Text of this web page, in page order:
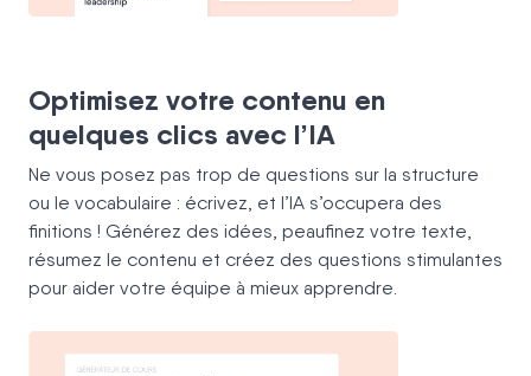
Optimisez votre contenu en
quelques clics avec l’IA
Ne vous posez pas trop de questions sur la structure
ou le vocabulaire : écrivez, et l’IA s’occupera des
finitions ! Générez des idées, peaufinez votre texte,
résumez le contenu et créez des questions stimulantes
pour aider votre équipe à mieux apprendre.